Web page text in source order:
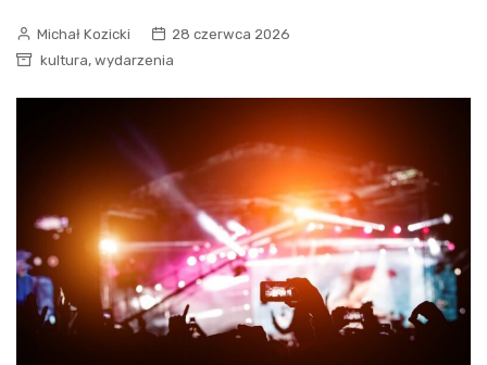
Michał Kozicki
28 czerwca 2026
kultura, wydarzenia